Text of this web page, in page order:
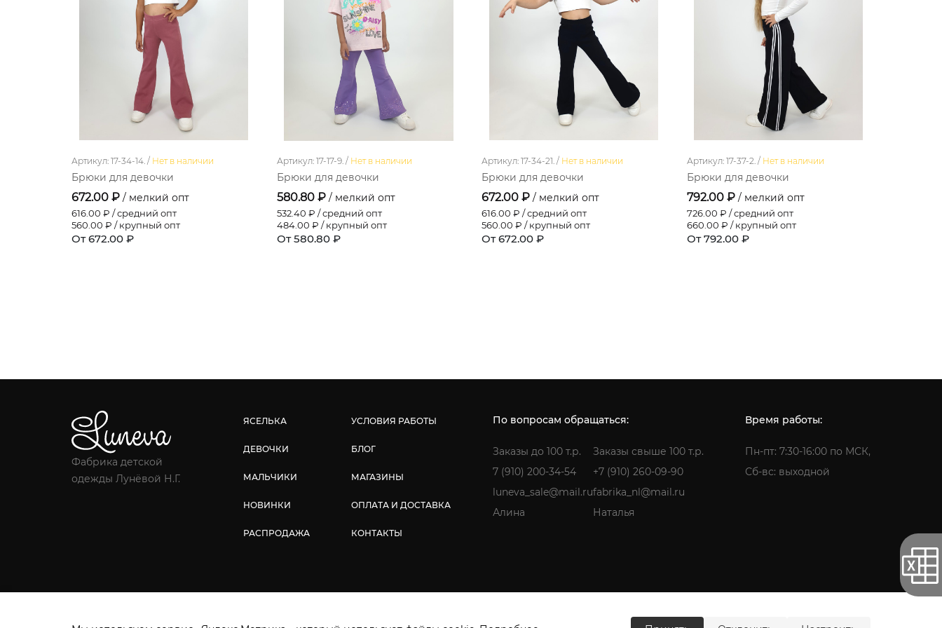
Артикул: 17-34-14. / Нет в наличии
Брюки для девочки
672.00 ₽ / мелкий опт
616.00 ₽ / средний опт
560.00 ₽ / крупный опт
От 672.00 ₽
Артикул: 17-17-9. / Нет в наличии
Брюки для девочки
580.80 ₽ / мелкий опт
532.40 ₽ / средний опт
484.00 ₽ / крупный опт
От 580.80 ₽
Артикул: 17-34-21. / Нет в наличии
Брюки для девочки
672.00 ₽ / мелкий опт
616.00 ₽ / средний опт
560.00 ₽ / крупный опт
От 672.00 ₽
Артикул: 17-37-2. / Нет в наличии
Брюки для девочки
792.00 ₽ / мелкий опт
726.00 ₽ / средний опт
660.00 ₽ / крупный опт
От 792.00 ₽
Фабрика детской
одежды Лунёвой Н.Г.
ЯСЕЛЬКА
ДЕВОЧКИ
МАЛЬЧИКИ
НОВИНКИ
РАСПРОДАЖА
УСЛОВИЯ РАБОТЫ
БЛОГ
МАГАЗИНЫ
ОПЛАТА И ДОСТАВКА
КОНТАКТЫ
По вопросам обращаться:
Заказы до 100 т.р.
7 (910) 200-34-54
luneva_sale@mail.ru
Алина
Заказы свыше 100 т.р.
+7 (910) 260-09-90
fabrika_nl@mail.ru
Наталья
Время работы:
Пн-пт: 7:30-16:00 по МСК,
Сб-вс: выходной